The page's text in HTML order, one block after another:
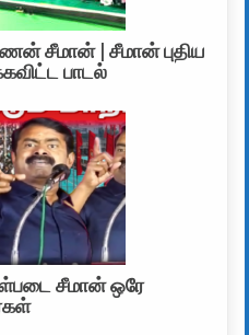
சீமான் | சீமான் புதிய
பாடல்
சீமான் ஒரே